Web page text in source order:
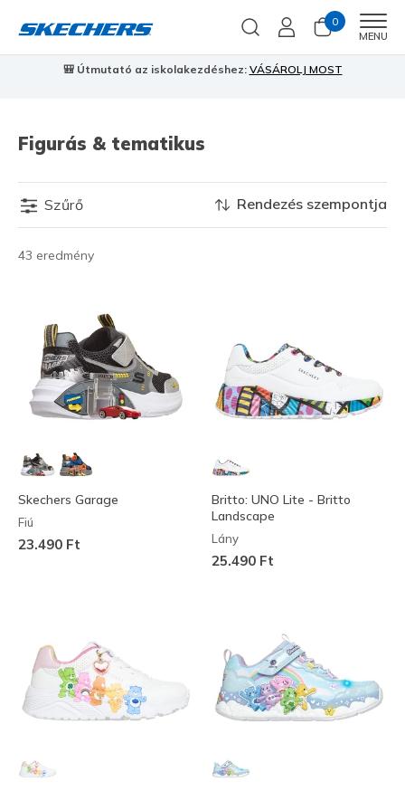
0
MENU
🎒 Útmutató az iskolakezdéshez: VÁSÁROLJ MOST
Figurás & tematikus
Szűrő
43 eredmény
Rendezés szempontja
Skechers Garage
Fiú
23.490 Ft
Britto: UNO Lite - Britto
Landscape
Lány
25.490 Ft